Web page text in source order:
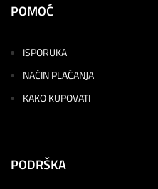
POMOĆ
ISPORUKA
NAČIN PLAĆANJA
KAKO KUPOVATI
PODRŠKA